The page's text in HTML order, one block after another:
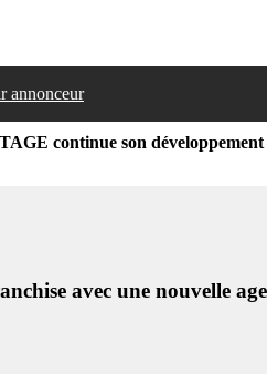
annonceur
continue son développement
avec une nouvelle